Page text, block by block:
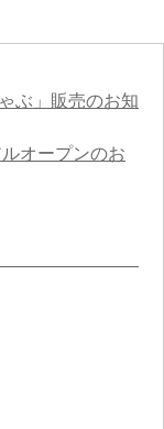
ぶ」販売のお知
オープンのお